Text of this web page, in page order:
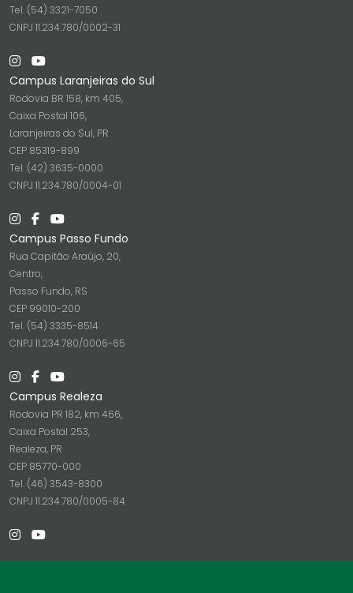
Tel. (54) 3321-7050
CNPJ 11.234.780/0002-31
Campus Laranjeiras do Sul
Rodovia BR 158, km 405,
Caixa Postal 106,
Laranjeiras do Sul, PR
CEP 85319-899
Tel. (42) 3635-0000
CNPJ 11.234.780/0004-01
Campus Passo Fundo
Rua Capitão Araújo, 20,
Centro,
Passo Fundo, RS
CEP 99010-200
Tel. (54) 3335-8514
CNPJ 11.234.780/0006-65
Campus Realeza
Rodovia PR 182, km 466,
Caixa Postal 253,
Realeza, PR
CEP 85770-000
Tel. (46) 3543-8300
CNPJ 11.234.780/0005-84